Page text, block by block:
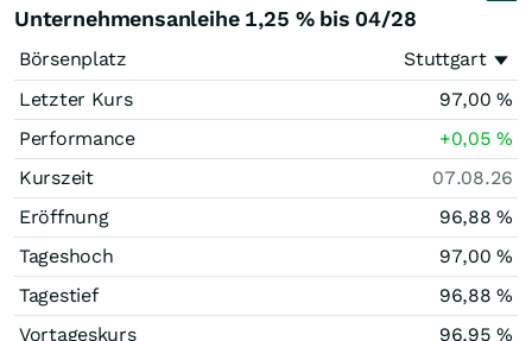
Unternehmensanleihe 1,25 % bis 04/28
Börsenplatz
Stuttgart
Letzter Kurs
97,00 %
Performance
+0,05%
Kurszeit
07.08.26
Eröffnung
96,88 %
Tageshoch
97,00 %
Tagestief
96,88 %
Vortageskurs
96,95%